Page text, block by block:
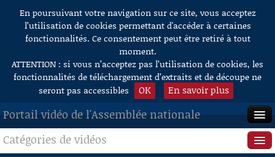
Aller au contenu
En poursuivant votre navigation sur ce site, vous acceptez
l’utilisation de cookies permettant d'accéder à certaines
fonctionnalités. Ce consentement peut être retiré à tout
moment.
ATTENTION : si vous n’acceptez pas l’utilisation de cookies, les
fonctionnalités de téléchargement d’extraits et de découpe ne
seront pas accessibles
OK En savoir plus
Portail vidéo de l'Assemblée nationale
ACCUEIL
Catégories de vidéos